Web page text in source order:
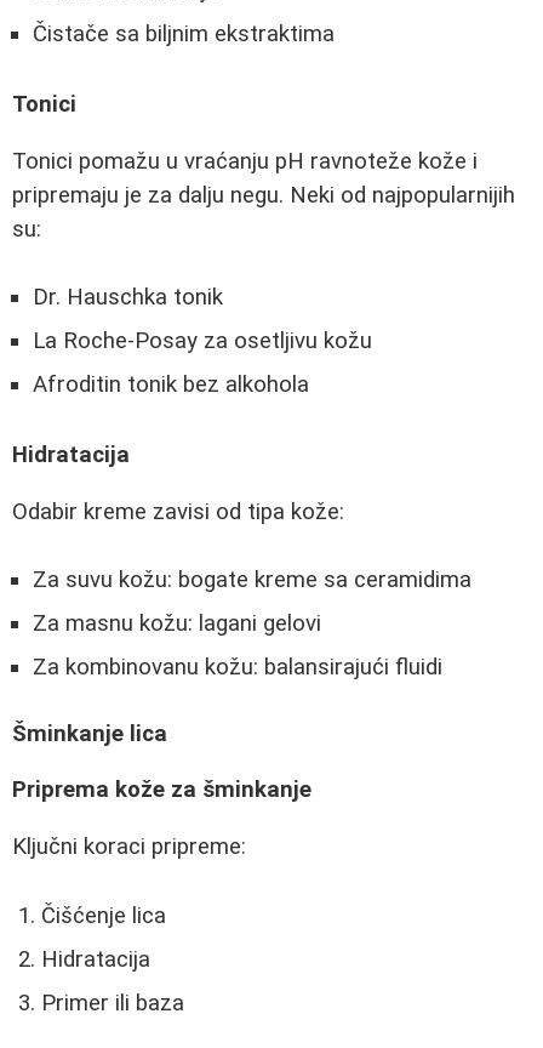
Čistače sa biljnim ekstraktima
Tonici
Tonici pomažu u vraćanju pH ravnoteže kože i
pripremaju je za dalju negu. Neki od najpopularnijih
su:
Dr. Hauschka tonik
La Roche-Posay za osetljivu kožu
Afroditin tonik bez alkohola
Hidratacija
Odabir kreme zavisi od tipa kože:
Za suvu kožu: bogate kreme sa ceramidima
Za masnu kožu: lagani gelovi
Za kombinovanu kožu: balansirajući fluidi
Šminkanje lica
Priprema kože za šminkanje
Ključni koraci pripreme:
Čišćenje lica
Hidratacija
Primer ili baza